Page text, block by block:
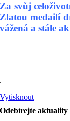
Za svůj
Zlatou medailí
vážená a stále
.
Vytisknout
Odebírejte aktuality